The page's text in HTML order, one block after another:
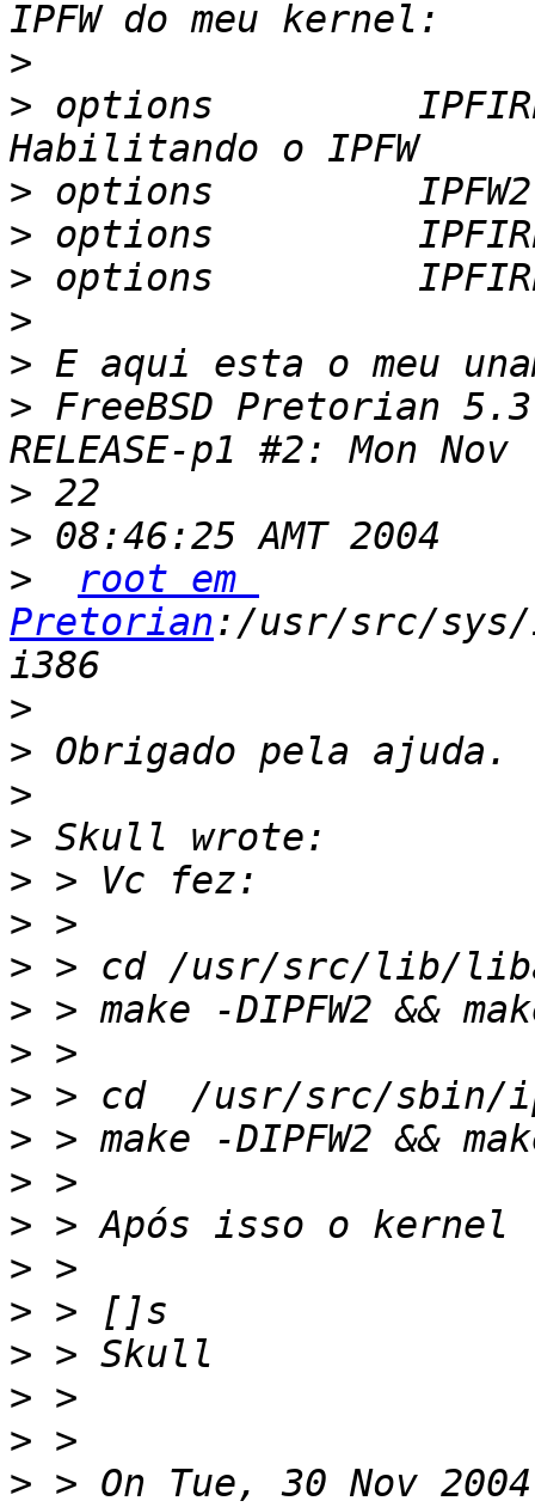
>
> options
>
>
>
>
>
> FreeBSD Pretorian
>
>
>
root em
Pretorian:/usr/src/sys/
>
>
>
>
>
>
>
>
>
>
>
>
>
>
>
>
>
>
> > On Tue, 30 Nov